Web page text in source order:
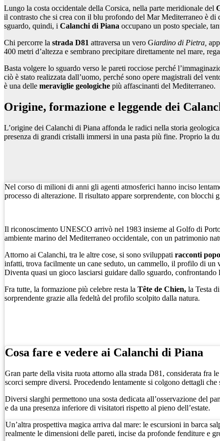
Lungo la costa occidentale della Corsica, nella parte meridionale del
il contrasto che si crea con il blu profondo del Mar Mediterraneo è
sguardo, quindi, i Calanchi di Piana occupano un posto speciale,
Chi percorre la strada D81 attraversa un vero Giardino di Pietra,
400 metri d’altezza e sembrano precipitare direttamente nel mare,
Basta volgere lo sguardo verso le pareti rocciose perché
ciò è stato realizzata dall’uomo, perché sono opere magistrali del
è una delle meraviglie geologiche più affascinanti del Mediterraneo.
Origine, formazione e leggende dei
L’origine dei Calanchi di Piana affonda le radici nella storia
presenza di grandi cristalli immersi in una pasta più fine. Proprio la
Nel corso di milioni di anni gli agenti atmosferici hanno inciso
processo di alterazione. Il risultato appare sorprendente, con
Il riconoscimento UNESCO arrivò nel 1983 insieme al Golfo di
ambiente marino del Mediterraneo occidentale, con un patrimonio
Attorno ai Calanchi, tra le altre cose, si sono sviluppati racconti
infatti, trova facilmente un cane seduto, un cammello, il profilo di un
Diventa quasi un gioco lasciarsi guidare dallo sguardo,
Fra tutte, la formazione più celebre resta la Tête de Chien, la Testa
sorprendente grazie alla fedeltà del profilo scolpito dalla natura.
Cosa fare e vedere ai Calanchi di Piana
Gran parte della visita ruota attorno alla strada D81, considerata fra
scorci sempre diversi. Procedendo lentamente si colgono dettagli
Diversi slarghi permettono una sosta dedicata all’osservazione del
e da una presenza inferiore di visitatori rispetto al pieno dell’estate.
Un’altra prospettiva magica arriva dal mare: le escursioni in barca
realmente le dimensioni delle pareti, incise da profonde fenditure e